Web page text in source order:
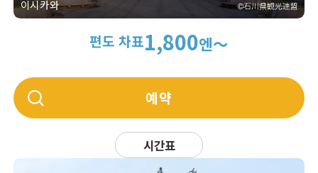
이시카와
편도 차표1,800엔～
예약
시간표